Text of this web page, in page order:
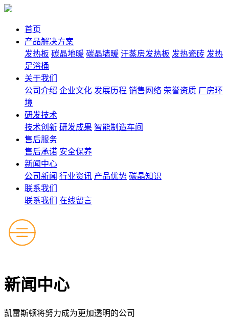
首页
产品解决方案
发热板 碳晶地暖 碳晶墙暖 汗蒸房发热板 发热瓷砖 发热
足浴桶
关于我们
公司介绍 企业文化 发展历程 销售网络 荣誉资质 厂房环
境
研发技术
技术创新 研发成果 智能制造车间
售后服务
售后承诺 安全保养
新闻中心
公司新闻 行业资讯 产品优势 碳晶知识
联系我们
联系我们
在线留言
新闻中心
凯雷斯顿将努力成为更加透明的公司